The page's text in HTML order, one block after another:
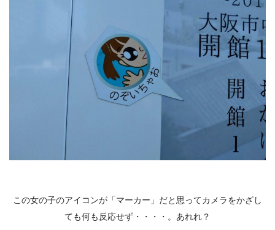
この女の子のアイコンが「マーカー」だと思ってカメラをかざし
ても何も反応せず・・・・。あれれ？